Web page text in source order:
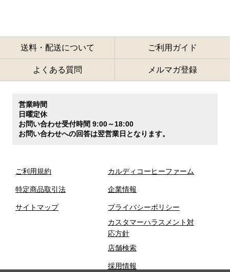
送料・配送について ご利用ガイド
よくある質問 メルマガ登録
営業時間
日曜定休
お問い合わせ受付時間 9:00～18:00
お問い合わせへの回答は翌営業日となります。
ご利用規約
特定商品取引法
サイトマップ
カルディコーヒーファーム
企業情報
プライバシーポリシー
カスタマーハラスメント対
応方針
店舗検索
採用情報